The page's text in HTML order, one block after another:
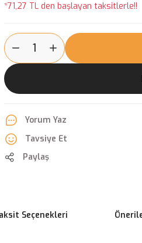
*71,27 TL den başlayan taksitlerle!!
Yorum Yaz
Tavsiye Et
Paylaş
Seçenekleri